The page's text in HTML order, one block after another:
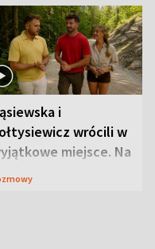
i
wrócili w
miejsce. Na
czekał